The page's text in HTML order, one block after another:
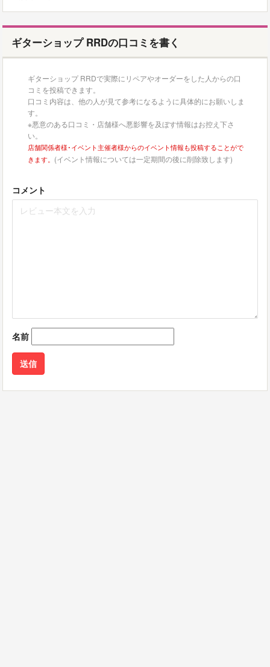
ギターショップ RRDの口コミを書く
ギターショップ RRDで実際にリペアやオーダーをした人からの口
コミを投稿できます。
口コミ内容は、他の人が見て参考になるように具体的にお願いしま
す。
※悪意のある口コミ・店舗様へ悪影響を及ぼす情報はお控え下さ
い。
店舗関係者様･イベント主催者様からのイベント情報も投稿することがで
きます。 (イベント情報については一定期間の後に削除致します)
コメント
名前